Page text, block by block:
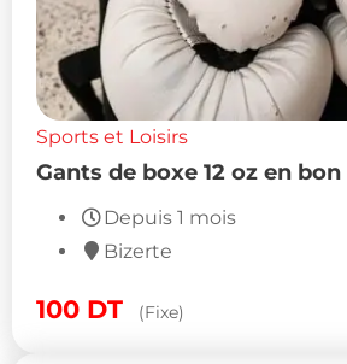
Sports et Loisirs
Gants de boxe 12 oz en
Depuis 1 mois
Bizerte
100 DT (Fixe)